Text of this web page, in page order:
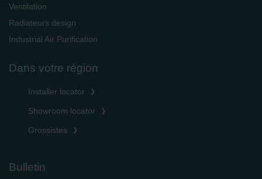
Ventilation
Radiateurs design
Industrial Air Purification
Dans votre région
Installer locator
Showroom locator
Grossistes
Bulletin